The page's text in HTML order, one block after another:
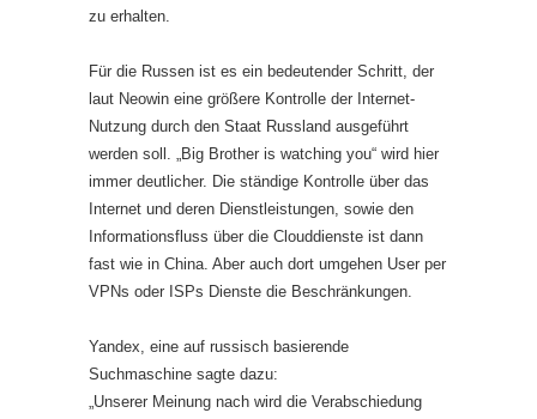
zu erhalten.
Für die Russen ist es ein bedeutender Schritt, der
laut Neowin eine größere Kontrolle der Internet-
Nutzung durch den Staat Russland ausgeführt
werden soll. „Big Brother is watching you“ wird hier
immer deutlicher. Die ständige Kontrolle über das
Internet und deren Dienstleistungen, sowie den
Informationsfluss über die Clouddienste ist dann
fast wie in China. Aber auch dort umgehen User per
VPNs oder ISPs Dienste die Beschränkungen.
Yandex, eine auf russisch basierende
Suchmaschine sagte dazu:
„Unserer Meinung nach wird die Verabschiedung